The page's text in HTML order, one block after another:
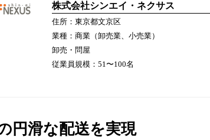
株式会社シンエイ・ネクサス
住所：東京都文京区
業種：商業（卸売業、小売業）
卸売・問屋
従業員規模：51〜100名
円滑な配送を実現